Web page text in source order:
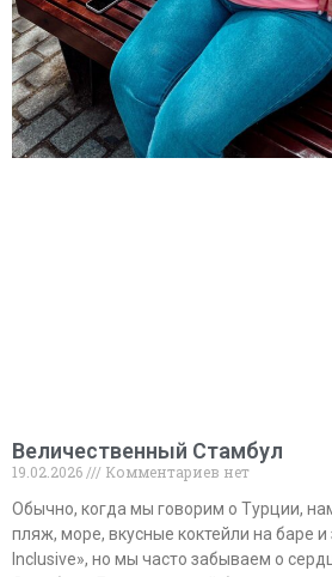
Величественный Стамбул
19.02.2026
Комментариев нет
Обычно, когда мы говорим о Турции,
пляж, море, вкусные коктейли на баре и
Inclusive», но мы часто забываем о